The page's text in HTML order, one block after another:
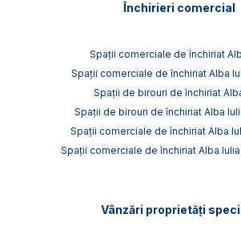
Închirieri comercial
Spații comerciale de închiriat
Spații comerciale de închiriat Alba
Spații de birouri de închiriat
Spații de birouri de închiriat Alba
Spații comerciale de închiriat Alba
Spații comerciale de închiriat Alba
Vânzări proprietăți